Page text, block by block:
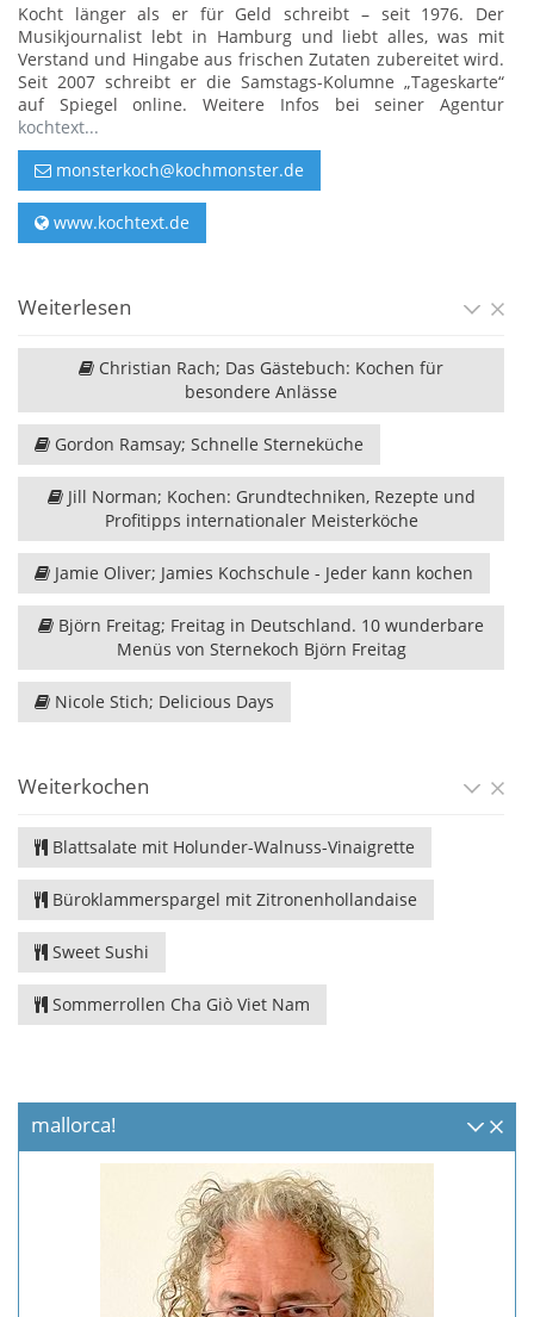
Kocht länger als er für Geld schreibt – seit 1976. Der
Musikjournalist lebt in Hamburg und liebt alles, was mit
Verstand und Hingabe aus frischen Zutaten zubereitet wird.
Seit 2007 schreibt er die Samstags-Kolumne „Tageskarte“
auf Spiegel online. Weitere Infos bei seiner Agentur
kochtext...
monsterkoch@kochmonster.de
www.kochtext.de
Weiterlesen
Christian Rach; Das Gästebuch: Kochen für
besondere Anlässe
Gordon Ramsay; Schnelle Sterneküche
Jill Norman; Kochen: Grundtechniken, Rezepte und
Profitipps internationaler Meisterköche
Jamie Oliver; Jamies Kochschule - Jeder kann kochen
Björn Freitag; Freitag in Deutschland. 10 wunderbare
Menüs von Sternekoch Björn Freitag
Nicole Stich; Delicious Days
Weiterkochen
Blattsalate mit Holunder-Walnuss-Vinaigrette
Büroklammerspargel mit Zitronenhollandaise
Sweet Sushi
Sommerrollen Cha Giò Viet Nam
mallorca!